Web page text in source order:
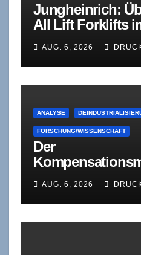
Jungheinrich:
All Lift Forklifts
AUG. 6, 2026
ANALYSE
FORSCHUNG/WISSENSCHAFT
Der
deutschen
AUG. 6, 2026